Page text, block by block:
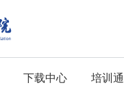
下载中心 培训